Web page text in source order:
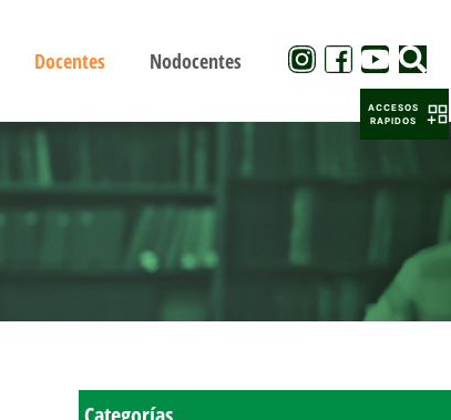
Docentes Nodocentes
ACCESOS
RAPIDOS